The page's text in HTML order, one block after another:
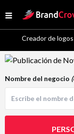
Open menu
Site Logo
Creador de logos
Logo Template
Nombre del negocio